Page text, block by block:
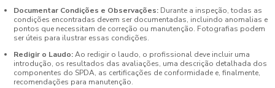
Documentar Condições e Observações: Durante a inspeção, todas as
condições encontradas devem ser documentadas, incluindo anomalias e
pontos que necessitam de correção ou manutenção. Fotografias podem
ser úteis para ilustrar essas condições.
Redigir o Laudo:Ao redigir o laudo, o profissional deve incluir uma
introdução, os resultados das avaliações, uma descrição detalhada dos
componentes do SPDA, as certificações de conformidade e, finalmente,
recomendações para manutenção.